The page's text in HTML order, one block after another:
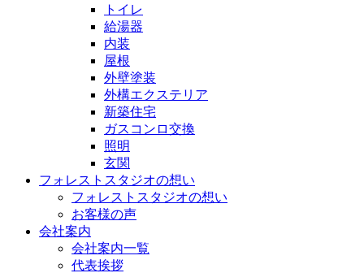
トイレ
給湯器
内装
屋根
外壁塗装
外構エクステリア
新築住宅
ガスコンロ交換
照明
玄関
フォレストスタジオの想い
フォレストスタジオの想い
お客様の声
会社案内
会社案内一覧
代表挨拶